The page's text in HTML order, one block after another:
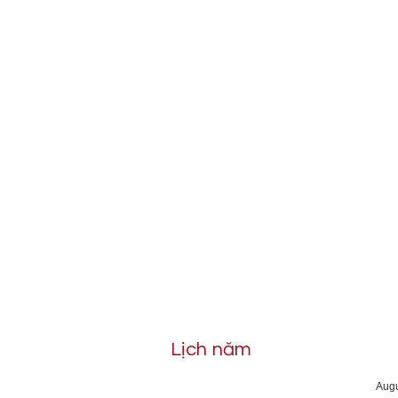
Lịch năm